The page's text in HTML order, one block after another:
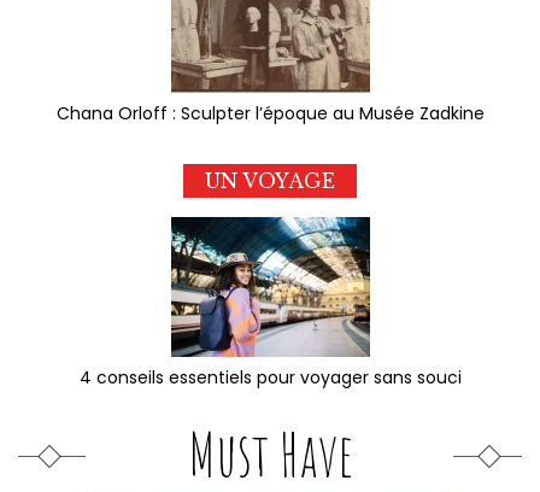
Chana Orloff : Sculpter l’époque au Musée Zadkine
UN VOYAGE
4 conseils essentiels pour voyager sans souci
Must Have